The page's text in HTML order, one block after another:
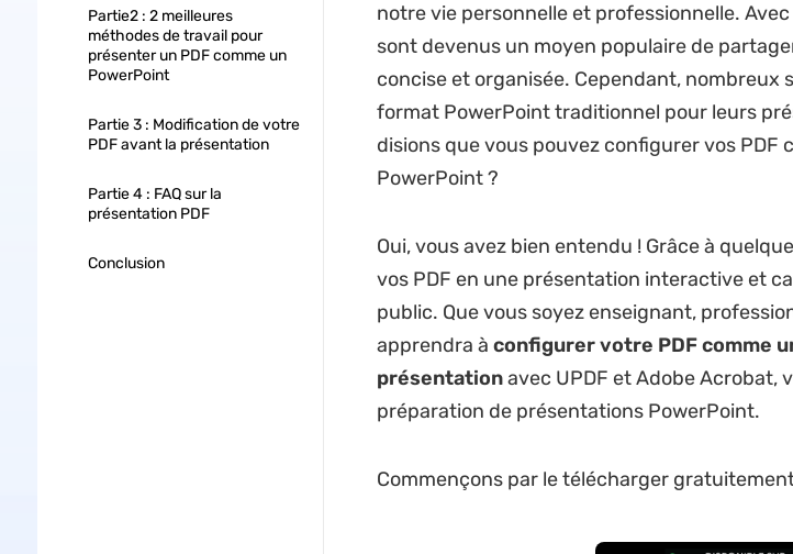
Partie2 : 2 meilleures
méthodes de travail pour
présenter un PDF comme un
PowerPoint
Partie 3 : Modification de votre
PDF avant la présentation
Partie 4 : FAQ sur la
présentation PDF
Conclusion
notre vie personnelle et professionnelle.
sont devenus un moyen populaire de
concise et organisée. Cependant, nombreux
format PowerPoint traditionnel pour leurs
disions que vous pouvez configurer vos PDF
PowerPoint ?
Oui, vous avez bien entendu ! Grâce à
vos PDF en une présentation interactive et
public. Que vous soyez enseignant,
apprendra à configurer votre PDF comme
présentationavec UPDF et Adobe Acrobat,
préparation de présentations PowerPoint.
Commençons par le télécharger